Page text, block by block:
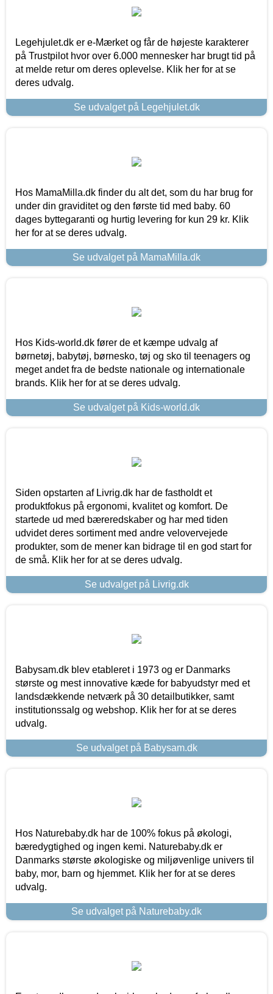
Legehjulet.dk er e-Mærket og får de højeste karakterer
på Trustpilot hvor over 6.000 mennesker har brugt tid på
at melde retur om deres oplevelse. Klik her for at se
deres udvalg.
Se udvalget på Legehjulet.dk
Hos MamaMilla.dk finder du alt det, som du har brug for
under din graviditet og den første tid med baby. 60
dages byttegaranti og hurtig levering for kun 29 kr. Klik
her for at se deres udvalg.
Se udvalget på MamaMilla.dk
Hos Kids-world.dk fører de et kæmpe udvalg af
børnetøj, babytøj, børnesko, tøj og sko til teenagers og
meget andet fra de bedste nationale og internationale
brands. Klik her for at se deres udvalg.
Se udvalget på Kids-world.dk
Siden opstarten af Livrig.dk har de fastholdt et
produktfokus på ergonomi, kvalitet og komfort. De
startede ud med bæreredskaber og har med tiden
udvidet deres sortiment med andre velovervejede
produkter, som de mener kan bidrage til en god start for
de små. Klik her for at se deres udvalg.
Se udvalget på Livrig.dk
Babysam.dk blev etableret i 1973 og er Danmarks
største og mest innovative kæde for babyudstyr med et
landsdækkende netværk på 30 detailbutikker, samt
institutionssalg og webshop. Klik her for at se deres
udvalg.
Se udvalget på Babysam.dk
Hos Naturebaby.dk har de 100% fokus på økologi,
bæredygtighed og ingen kemi. Naturebaby.dk er
Danmarks største økologiske og miljøvenlige univers til
baby, mor, barn og hjemmet. Klik her for at se deres
udvalg.
Se udvalget på Naturebaby.dk